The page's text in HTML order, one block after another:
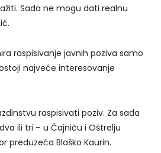
Sada ne mogu dati realnu
raspisivanje javnih poziva samo
najveće interesovanje
raspisivati poziv. Za sada
ili tri – u Čajniču i Oštrelju
preduzeća Blaško Kaurin.